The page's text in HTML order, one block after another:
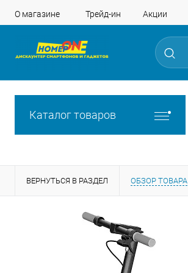
О магазине Трейд-ин Акции
Каталог товаров
ВЕРНУТЬСЯ В РАЗДЕЛ ОБЗОР ТОВАРА